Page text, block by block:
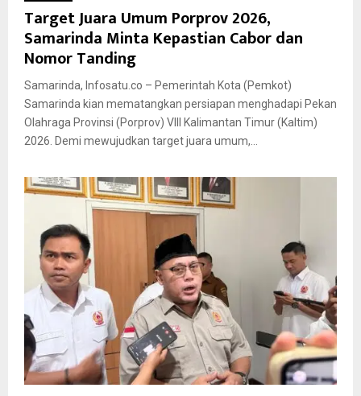
Target Juara Umum Porprov 2026,
Samarinda Minta Kepastian Cabor dan
Nomor Tanding
Samarinda, Infosatu.co – Pemerintah Kota (Pemkot)
Samarinda kian mematangkan persiapan menghadapi Pekan
Olahraga Provinsi (Porprov) VIII Kalimantan Timur (Kaltim)
2026. Demi mewujudkan target juara umum,...